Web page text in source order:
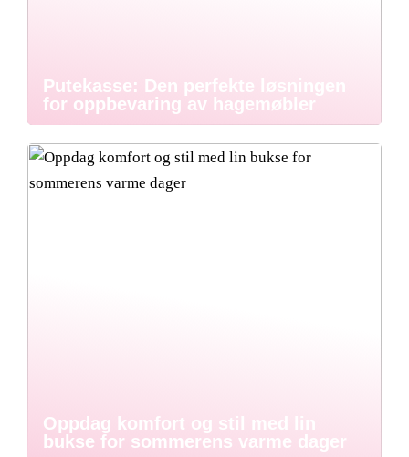
Putekasse: Den perfekte løsningen
for oppbevaring av hagemøbler
Oppdag komfort og stil med lin
bukse for sommerens varme dager